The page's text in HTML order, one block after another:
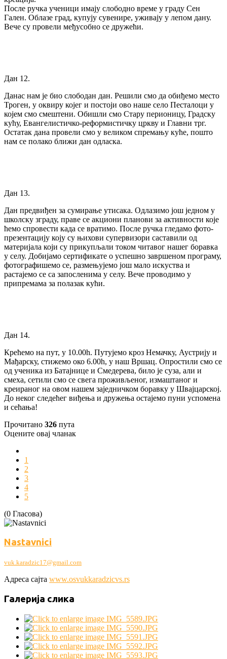
После ручка ученици имају слободно време у граду Сен
Гален. Облазе град, купују сувенире, уживају у лепом дану.
Вече су провели међусобно се дружећи.
Дан 12.
Данас нам је био слободан дан. Решили смо да обиђемо место
Троген, у оквиру којег и постоји ово наше село Песталоци у
којем смо смештени. Обишли смо Стару перионицу, Градску
кућу, Евангелистичко-реформистичку цркву и Главни трг.
Остатак дана провели смо у великом спремању куће, пошто
нам се полако ближи дан одласка.
Дан 13.
Дан предвиђен за сумирање утисака. Одлазимо још једном у
школску зграду, праве се акциони планови за активности које
ћемо спровести када се вратимо. После ручка гледамо фото-
презентацију коју су њихови супервизори саставили од
материјала који су прикупљали током читавог нашег боравка
у селу. Добијамо сертификате о успешно завршеном програму,
фотографишемо се, размењујемо још мало искуства и
растајемо се са запосленима у селу. Вече проводимо у
припремама за полазак кући.
Дан 14.
Крећемо на пут, у 10.00h. Путујемо кроз Немачку, Аустрију и
Мађарску, стижемо око 6.00h, у наш Вршац. Опростили смо се
од ученика из Батајнице и Смедерева, било је суза, али и
смеха, сетили смо се свега проживљеног, измаштаног и
креираног на овом нашем заједничком боравку у Швајцарској.
До неког следећег виђења и дружења остајемо пуни успомена
и сећања!
Прочитано 326 пута
Оцените овај чланак
1
2
3
4
5
(0 Гласова)
Nastavnici
vuk.karadzic17@gmail.com
Адреса сајта www.osvukkaradzicvs.rs
Галерија слика